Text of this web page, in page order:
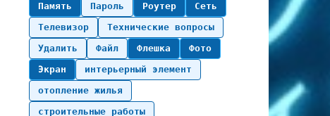
Память
Пароль Роутер
Сеть
Телевизор
Технические вопросы
Удалить
Файл Флешка
Фото
Экран
интерьерный элемент
отопление жилья
строительные работы